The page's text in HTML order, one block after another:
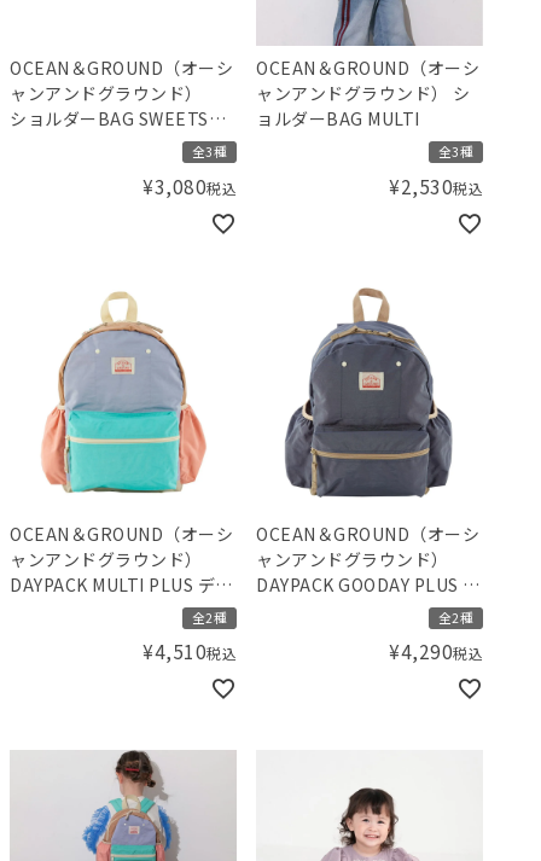
OCEAN＆GROUND（オーシ
ャンアンドグラウンド）
ショルダーBAG SWEETS
全3種
¥3,080税込
OCEAN＆GROUND（オーシ
ャンアンドグラウンド） シ
ョルダーBAG MULTI
全3種
¥2,530税込
OCEAN＆GROUND（オーシ
ャンアンドグラウンド）
DAYPACK MULTI PLUS デイ
全2種
¥4,510税込
OCEAN＆GROUND（オーシ
ャンアンドグラウンド）
DAYPACK GOODAY PLUS デ
全2種
¥4,290税込